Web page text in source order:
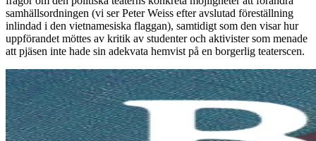
samhällsordningen (vi ser Peter Weiss efter avslutad föreställning
inlindad i den vietnamesiska flaggan), samtidigt som den visar hur
uppförandet möttes av kritik av studenter och aktivister som menade
att pjäsen inte hade sin adekvata hemvist på en borgerlig teaterscen.